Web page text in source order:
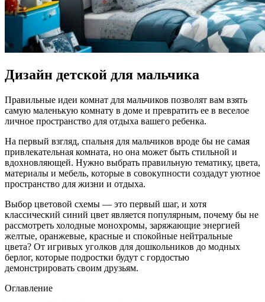
Дизайн детской для мальчика
Правильные идеи комнат для мальчиков позволят вам взять
самую маленькую комнату в доме и превратить ее в веселое
личное пространство для отдыха вашего ребенка.
На первый взгляд, спальня для мальчиков вроде бы не самая
привлекательная комната, но она может быть стильной и
вдохновляющей. Нужно выбрать правильную тематику, цвета,
материалы и мебель, которые в совокупности создадут уютное
пространство для жизни и отдыха.
Выбор цветовой схемы — это первый шаг, и хотя
классический синий цвет является популярным, почему бы не
рассмотреть холодные монохромы, заряжающие энергией
желтые, оранжевые, красные и спокойные нейтральные
цвета? От игривых уголков для дошкольников до модных
берлог, которые подростки будут с гордостью
демонстрировать своим друзьям.
Оглавление